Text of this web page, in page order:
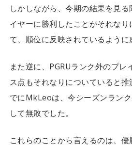
しかしながら、今期の結果を見
イヤーに勝利したことがそれなり
て、順位に反映されているように
また逆に、PGRUランク外のプレ
ス点もそれなりについていると推
でにMkLeoは、今シーズンラン
して無敗でした。
これらのことから言えるのは、